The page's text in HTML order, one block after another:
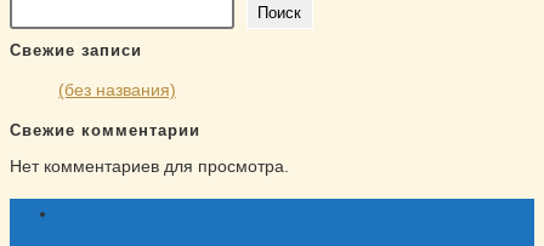
Поиск
Свежие записи
(без названия)
Свежие комментарии
Нет комментариев для просмотра.